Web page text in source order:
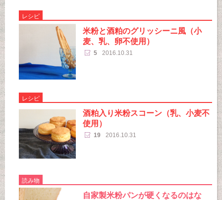
レシピ
米粉と酒粕のグリッシーニ風（小
麦、乳、卵不使用）
5 2016.10.31
レシピ
酒粕入り米粉スコーン（乳、小麦不
使用）
19 2016.10.31
読み物
自家製米粉パンが硬くなるのはな